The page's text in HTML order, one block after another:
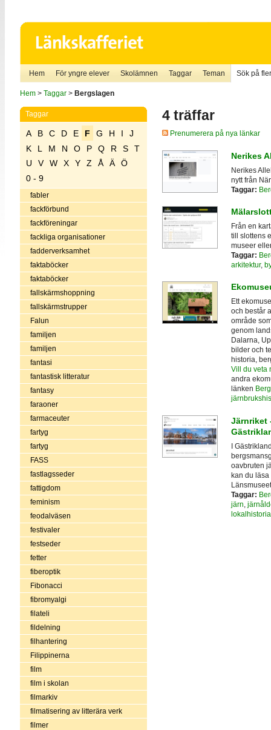
Hem För yngre elever Skolämnen Taggar Teman Sök på
Hem> Taggar> Bergslagen
Taggar
A B C D E F G H I
J
K
L M N O P Q R S
T
U
V W X Y Z Å Ä
Ö
0 - 9
fabler
fackförbund
fackföreningar
fackliga organisationer
fadderverksamhet
faktaböcker
faktaböcker
fallskärmshoppning
fallskärmstrupper
Falun
familjen
familjen
fantasi
fantastisk litteratur
fantasy
faraoner
farmaceuter
fartyg
fartyg
FASS
fastlagsseder
fattigdom
feminism
feodalväsen
festivaler
festseder
fetter
fiberoptik
Fibonacci
fibromyalgi
filateli
fildelning
filhantering
Filippinerna
film
film i skolan
filmarkiv
filmatisering av litterära verk
filmer
4 träffar
Prenumerera på nya länkar
Nerikes
Nerikes
nytt från
Taggar:
Från en
till slottens
museer
Taggar:
arkitektur,
Ett
och består
område
genom
Dalarna,
bilder och
historia,
Vill du veta
andra
länken
Järnriket
I
oavbruten
kan du läsa
Taggar:
järn,
lokalhistoria